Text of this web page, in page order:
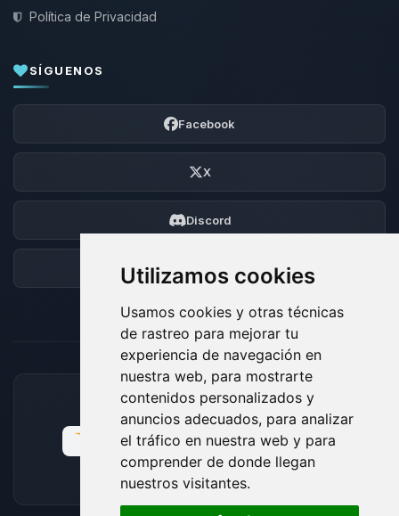
Utilizamos cookies
Usamos cookies y otras técnicas
de rastreo para mejorar tu
experiencia de navegación en
nuestra web, para mostrarte
contenidos personalizados y
anuncios adecuados, para analizar
el tráfico en nuestra web y para
comprender de donde llegan
nuestros visitantes.
Política de Privacidad
SÍGUENOS
Facebook
X
Discord
Foro
MÉTODOS DE PAGO ACEPTADOS